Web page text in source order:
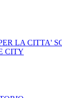
LA CITTA'
CITY